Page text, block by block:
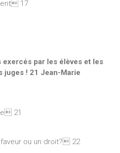
17
par les élèves et les
juges ! 21 Jean-Marie
21
ou un droit? 22